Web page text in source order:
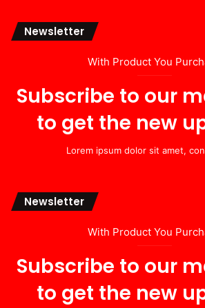
Newsletter
With Product You
Subscribe to our
to get the new
Lorem ipsum dolor sit amet,
Newsletter
With Product You
Subscribe to our
to get the new